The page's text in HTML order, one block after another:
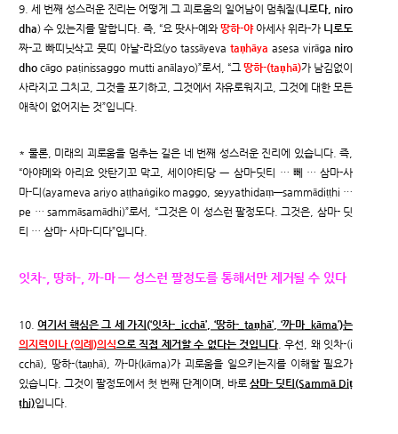
9. 세 번째 성스러운 진리는 어떻게 그 괴로움의 일어남이 멈춰질(니로다, niro
dha) 수 있는지를 말합니다. 즉, “요 땃사-예와땅하-야아세사 위라-가 니로도
짜-고 빠띠닛삭고 뭇띠 아날-라요(yo tassāyeva taṇhāya asesa virāga niro
dhocāgo paṭinissaggo mutti anālayo)”로서, “그땅하-(taṇhā)가 남김없이
사라지고 그치고, 그것을 포기하고, 그것에서 자유로워지고, 그것에 대한 모든
애착이 없어지는 것”입니다.
* 물론, 미래의 괴로움을 멈추는 길은 네 번째 성스러운 진리에 있습니다. 즉,
“아야메와 아리요 앗탄기꼬 막고, 세이야티당 ㅡ 삼마-딧티 … 뻬 … 삼마-사
마-디(ayameva ariyo aṭṭhaṅgiko maggo, seyyathidaṃ—sammādiṭṭhi …
pe … sammāsamādhi)”로서, “그것은 이 성스런 팔정도다. 그것은, 삼마- 딧
티 … 삼마- 사마-디다”입니다.
잇차-, 땅하-, 까-마 ㅡ 성스런 팔정도를 통해서만 제거될 수 있다
10. 여기서 핵심은 그 세 가지(‘잇차-_icchā’, ‘땅하-_taṇhā’, ‘까-마_kāma’)는
의지력이나 (의례)의식으로 직접 제거할 수 없다는 것입니다. 우선, 왜 잇차-(i
cchā), 땅하-(taṇhā), 까-마(kāma)가 괴로움을 일으키는지를 이해할 필요가
있습니다. 그것이 팔정도에서 첫 번째 단계이며, 바로삼마- 딧티(Sammā Diṭ
ṭhi)입니다.